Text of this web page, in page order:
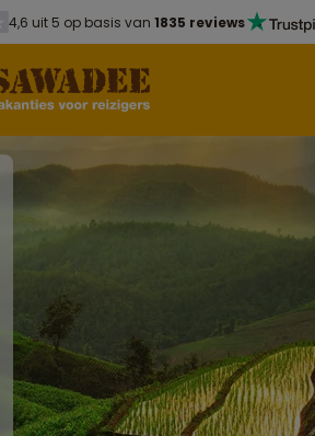
4,6 uit 5 op basis van 1835 reviews